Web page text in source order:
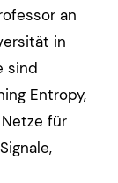
an
in
sind
Entropy,
für